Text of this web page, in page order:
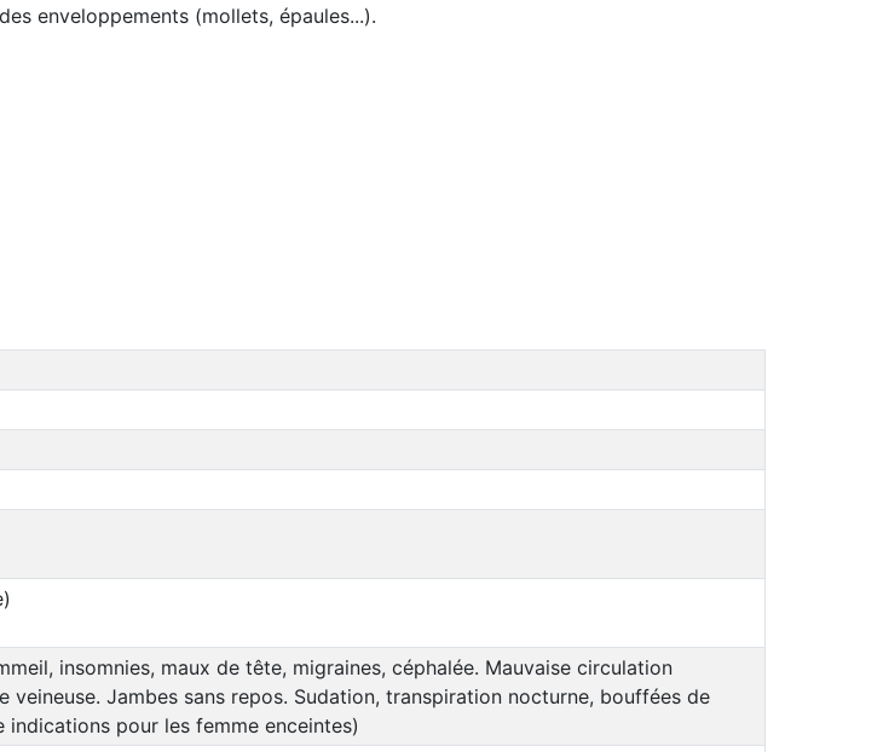
enveloppements (mollets, épaules...).
insomnies, maux de tête, migraines, céphalée. Mauvaise circulation
veineuse. Jambes sans repos. Sudation, transpiration nocturne, bouffées de
indications pour les femme enceintes)